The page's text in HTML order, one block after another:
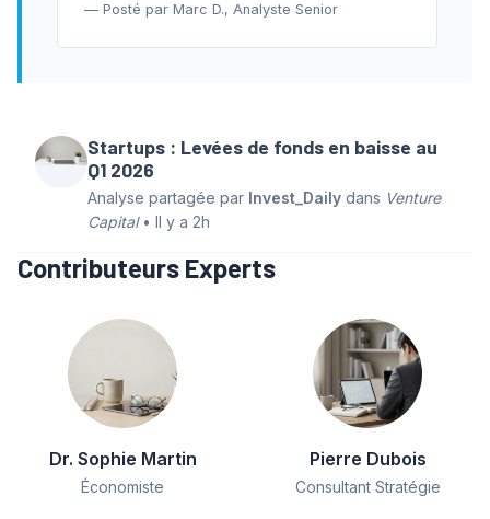
— Posté par Marc D., Analyste Senior
Startups : Levées de fonds en baisse au
Q1 2026
Analyse partagée par Invest_Daily dans Venture
Capital• Il y a 2h
Contributeurs Experts
Dr. Sophie Martin
Économiste
Pierre Dubois
Consultant Stratégie